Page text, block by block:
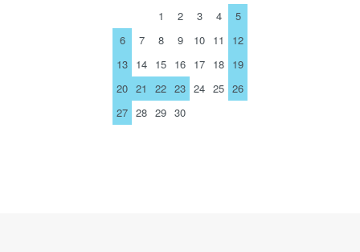
1
2 3 4
5
6
7 8 9 10 11
12
13 14 15 16 17 18 19
20 21 22 23 24 25 26
27 28 29 30